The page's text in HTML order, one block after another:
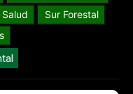
Salud
Sur Forestal